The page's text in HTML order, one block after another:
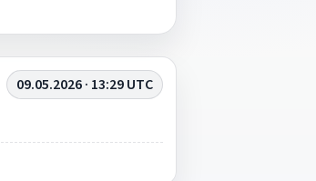
09.05.2026 · 13:29 UTC